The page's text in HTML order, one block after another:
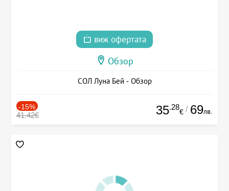
виж офертата
Обзор
СОЛ Луна Бей - Обзор
-15%
41.42€ 35.28
€ / 69лв.